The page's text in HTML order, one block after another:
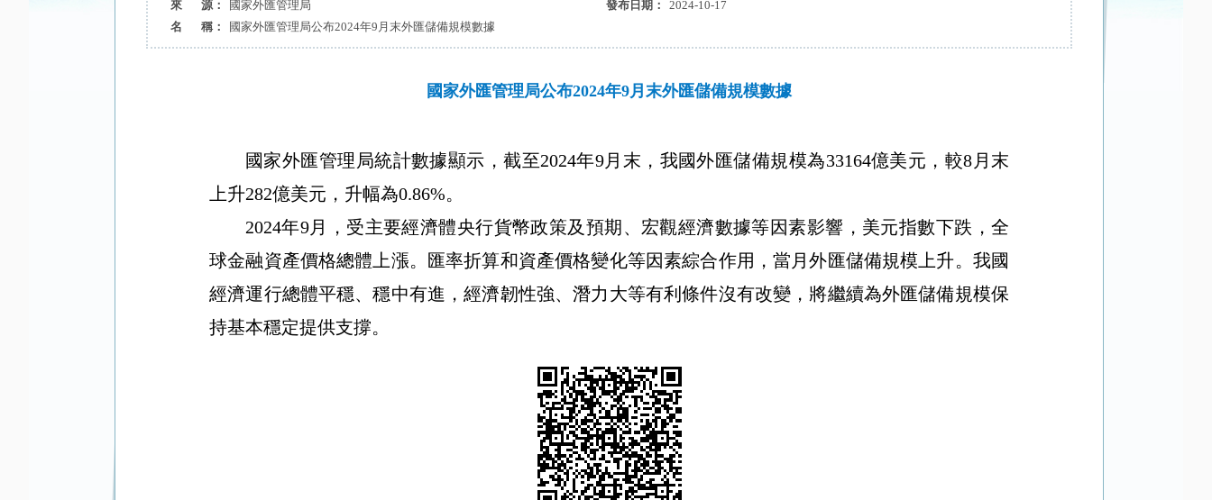
來 源：
國家外匯管理局 發布日期：
2024-10-17
名 稱：
國家外匯管理局公布2024年9月末外匯儲備規模數據
國家外匯管理局公布2024年9月末外匯儲備規模數據
國家外匯管理局統計數據顯示，截至2024年9月末，我國外匯儲備規模為33164億美元，較8 月末
上升282億美元，升幅為0.86%。
2024年9月，受主要經濟體央行貨幣政策及預期、宏觀經濟數據等因素影響，美元指數下跌，全
球金融資產價格總體上漲。匯率折算和資產價格變化等因素綜合作用，當月外匯儲備規模上升。我國
經濟運行總體平穩、穩中有進，經濟韌性強、潛力大等有利條件沒有改變，將繼續為外匯儲備規模保
持基本穩定提供支撐。